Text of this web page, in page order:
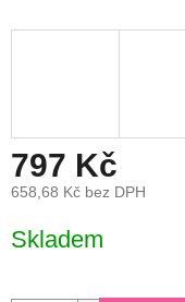
797 Kč
658,68 Kč bez DPH
cena:
Skladem